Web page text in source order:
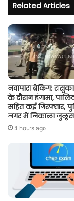
Related Articles
नवापारा ब्रेकिंग: रासुका
के दौरान हंगामा,
सहित कई गिरफ्तार,
नगर में निकाला जुलूस,
4 hours ago